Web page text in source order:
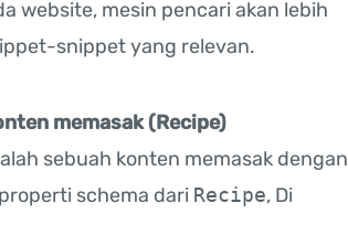
website, mesin pencari akan lebih
snippet yang relevan.
memasak (Recipe)
sebuah konten memasak dengan
schema dari Recipe, Di